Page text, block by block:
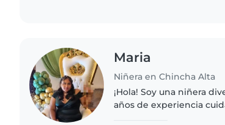
Maria
Niñera en Chincha Alta
¡Hola! Soy una niñera
años de experiencia